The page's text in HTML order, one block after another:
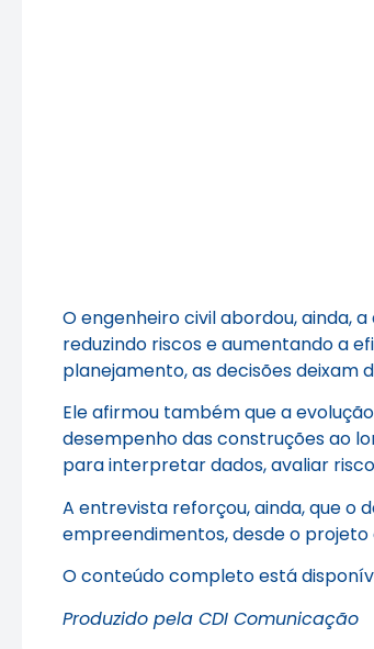
O engenheiro civil abordou, ainda,
reduzindo riscos e aumentando a
planejamento, as decisões deixam
Ele afirmou também que a
desempenho das construções ao
para interpretar dados, avaliar
A entrevista reforçou, ainda, que o
empreendimentos, desde o
O conteúdo completo está
Produzido pela CDI Comunicação